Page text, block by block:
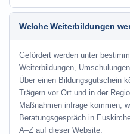
Welche Weiterbildungen
Gefördert werden unter
Weiterbildungen,
Über einen Bildungsgutschein
Trägern vor Ort und in der
Maßnahmen infrage kommen,
Beratungsgespräch in
A–Z auf dieser Website.